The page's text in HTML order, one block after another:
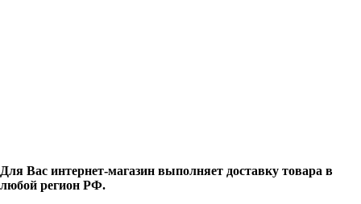
Для Вас интернет-магазин выполняет доставку товара в
любой регион РФ.